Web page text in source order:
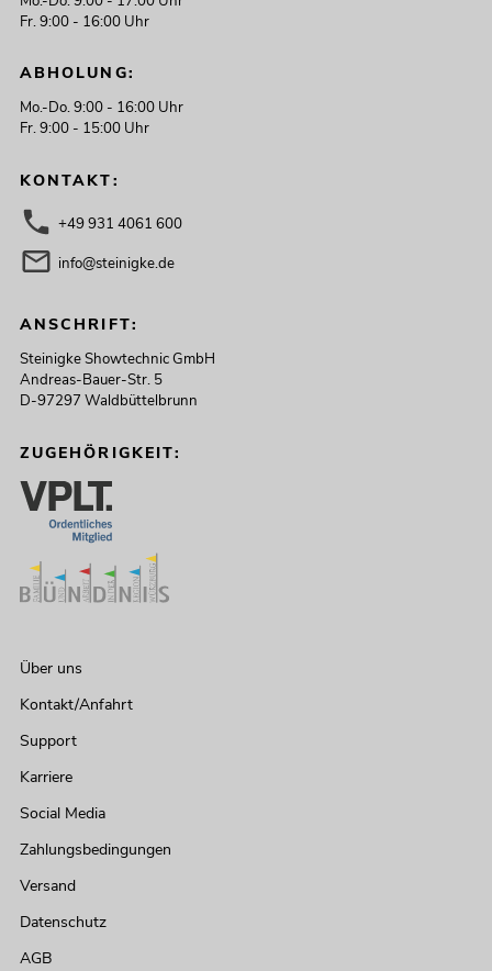
Fr. 9:00 - 16:00 Uhr
ABHOLUNG:
Mo.-Do. 9:00 - 16:00 Uhr
Fr. 9:00 - 15:00 Uhr
KONTAKT:
+49 931 4061 600
info@steinigke.de
ANSCHRIFT:
Steinigke Showtechnic GmbH
Andreas-Bauer-Str. 5
D-97297 Waldbüttelbrunn
ZUGEHÖRIGKEIT:
Über uns
Kontakt/Anfahrt
Support
Karriere
Social Media
Zahlungsbedingungen
Versand
Datenschutz
AGB